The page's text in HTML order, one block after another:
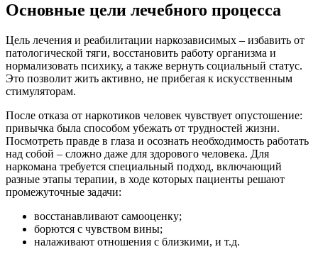
Основные цели лечебного процесса
Цель лечения и реабилитации наркозависимых – избавить от
патологической тяги, восстановить работу организма и
нормализовать психику, а также вернуть социальный статус.
Это позволит жить активно, не прибегая к искусственным
стимуляторам.
После отказа от наркотиков человек чувствует опустошение:
привычка была способом убежать от трудностей жизни.
Посмотреть правде в глаза и осознать необходимость работать
над собой – сложно даже для здорового человека. Для
наркомана требуется специальный подход, включающий
разные этапы терапии, в ходе которых пациенты решают
промежуточные задачи:
восстанавливают самооценку;
борются с чувством вины;
налаживают отношения с близкими, и т.д.